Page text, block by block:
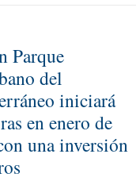
Parque
del
iniciará
en enero de
una inversión